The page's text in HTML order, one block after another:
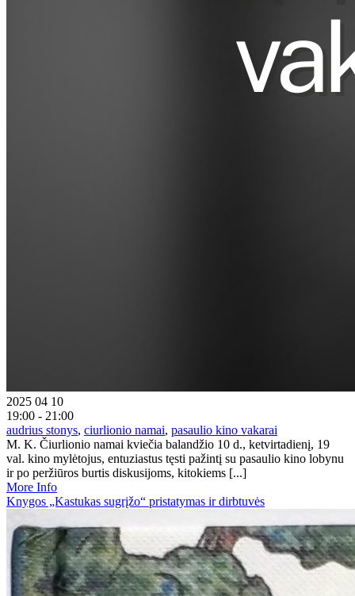
2025 04 10
19:00 - 21:00
audrius stonys, ciurlionio namai, pasaulio kino vakarai
M. K. Čiurlionio namai kviečia balandžio 10 d., ketvirtadienį, 19
val. kino mylėtojus, entuziastus tęsti pažintį su pasaulio kino lobynu
ir po peržiūros burtis diskusijoms, kitokiems [...]
More Info
Knygos „Kastukas sugrįžo“ pristatymas ir dirbtuvės